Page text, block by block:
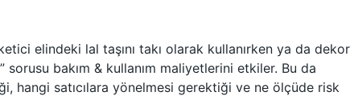
elindeki lal taşını takı olarak kullanırken ya da
bakım & kullanım maliyetlerini etkiler. Bu da
hangi satıcılara yönelmesi gerektiği ve ne ölçüde risk